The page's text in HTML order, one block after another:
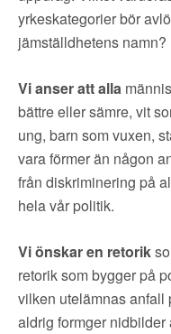
yrkeskategorier bör
jämställdhetens namn?
Vi anser att alla
bättre eller sämre, vit
ung, barn som vuxen,
vara förmer än någon
från diskriminering på
hela vår politik.
Vi önskar en retorik
retorik som bygger på
vilken utelämnas anfall
aldrig formger